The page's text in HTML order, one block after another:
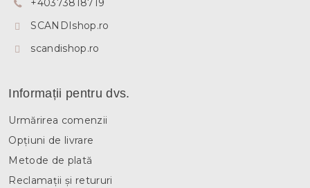
+40373818719
SCANDIshop.ro
scandishop.ro
Informații pentru dvs.
Urmărirea comenzii
Opțiuni de livrare
Metode de plată
Reclamații și retururi